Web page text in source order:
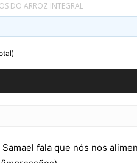
DO ARROZ INTEGRAL
Samael fala que nós nos